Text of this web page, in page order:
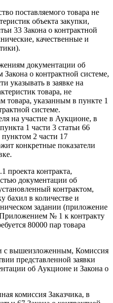
поставляемого товара не
объекта закупки,
33 Закона о контрактной
качественные и
документации об
о контрактной системе,
указывать в заявке на
товара, не
товара, указанным в пункте 1
системе.
на участие в Аукционе, в
1 части 3 статьи 66
пунктом 2 части 17
конкретные показатели
проекта контракта,
документации об
контрактом,
бахил в количестве и
задании (приложение
№ 1 к контракту
80000 пар товара
с вышеизложенным, Комиссия
представленной заявки
об Аукционе и Закона о
комиссия Заказчика, в